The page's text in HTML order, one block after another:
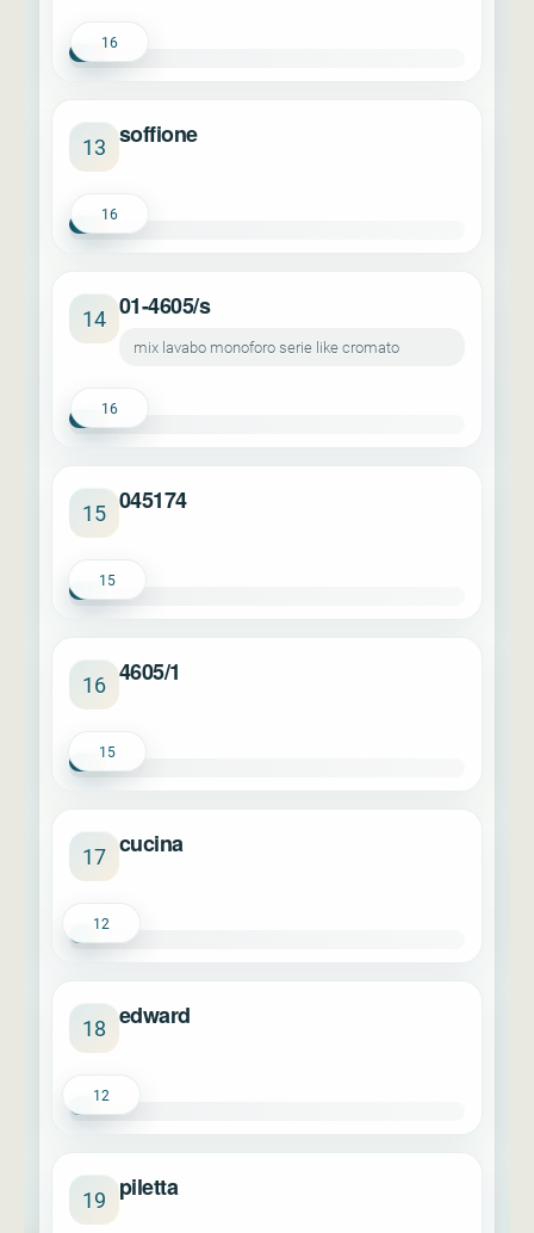
16
13 soffione
16
14 01-4605/s
mix lavabo monoforo serie like cromato
16
15 045174
15
16 4605/1
15
17 cucina
12
18 edward
12
19 piletta